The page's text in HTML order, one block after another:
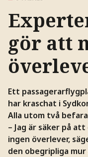
gör att
Ett
har kraschat i
Alla utom två
– Jag är säker på
ingen överlever,
den obegripliga